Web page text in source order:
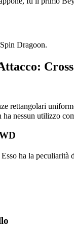
Dragoon.
rettangolari
ha nessun utilizzo
Esso ha la peculiarità